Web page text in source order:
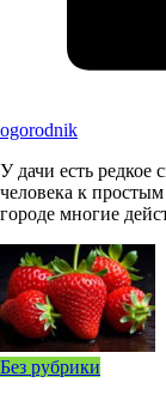
ogorodnik
У дачи есть редкое
человека к
городе многие
Без рубрики